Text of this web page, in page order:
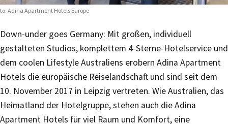
Adina Apartment Hotels Europe
Down-under goes Germany: Mit großen, individuell
gestalteten Studios, komplettem 4-Sterne-Hotelservice und
dem coolen Lifestyle Australiens erobern Adina Apartment
Hotels die europäische Reiselandschaft und sind seit dem
10. November 2017 in Leipzig vertreten. Wie Australien, das
Heimatland der Hotelgruppe, stehen auch die Adina
Apartment Hotels für viel Raum und Komfort, eine